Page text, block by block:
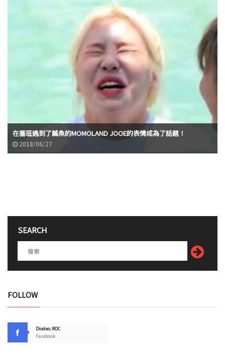
在塞班遇到了鰩魚的MOMOLAND JOOE的表情成為了話題！
2018/06/27
SEARCH
FOLLOW
Diodeo.ROC
Facebook